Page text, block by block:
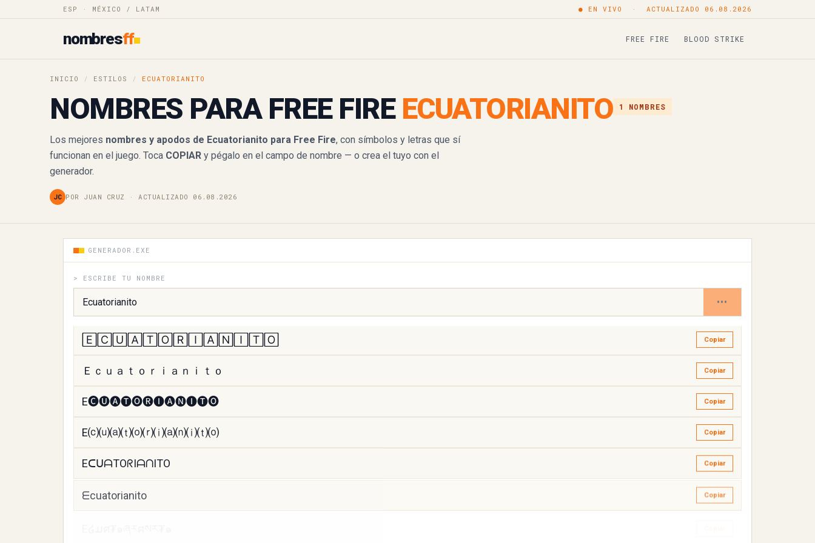
ESP · MÉXICO / LATAM ● EN VIVO · ACTUALIZADO 06.08.2026
nombresff FREE FIRE BLOOD STRIKE
INICIO / ESTILOS / ECUATORIANITO
NOMBRES PARA FREE FIRE ECUATORIANITO 1 NOMBRES
Los mejores nombres y apodos de Ecuatorianito para Free Fire, con símbolos y letras que sí
funcionan en el juego. Toca COPIAR y pégalo en el campo de nombre — o crea el tuyo con el
generador.
JC POR JUAN CRUZ · ACTUALIZADO 06.08.2026
GENERADOR.EXE
> ESCRIBE TU NOMBRE
•••
୧⍤⃝Ecуatorianiｔoᓚᘏᗢ Copiar
TODOS LOS MODELOS
ᴇᶜᵘᵃᵗᵒʳⁱᵃⁿⁱᵗᵒ Copiar
🄴🄲🅄🄰🅃🄾🅁🄸🄰🄽🄸🅃🄾
E⒞⒰⒜⒯⒪⒭⒤⒜⒩⒤⒯⒪
EᑕᑌᗩTOᖇIᗩᑎITO
ᗴcuatorianito
E໒ມศ₮๑ཞརศསར₮๑ Copiar
Eꉓꀎꍏ꓄ꂦꋪꀤꍏꈤꀤ꓄ꂦ Copiar
𝕰𝖈𝖚𝖆𝖙𝖔𝖗𝖎𝖆𝖓𝖎𝖙𝖔 Copiar
E☾☋@☨☯☈ί@nί☨☯ Copiar
𝔈𝔠𝔲𝔞𝔱𝔬𝔯𝔦𝔞𝔫𝔦𝔱𝔬 Copiar
𝓔𝓬𝓾𝓪𝓽𝓸𝓻𝓲𝓪𝓷𝓲𝓽𝓸 Copiar